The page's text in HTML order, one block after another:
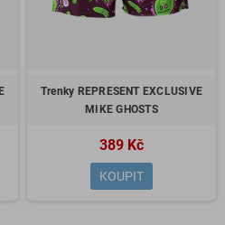
Trenky REPRESENT EXCLUSIVE
MIKE GHOSTS
389 Kč
KOUPIT